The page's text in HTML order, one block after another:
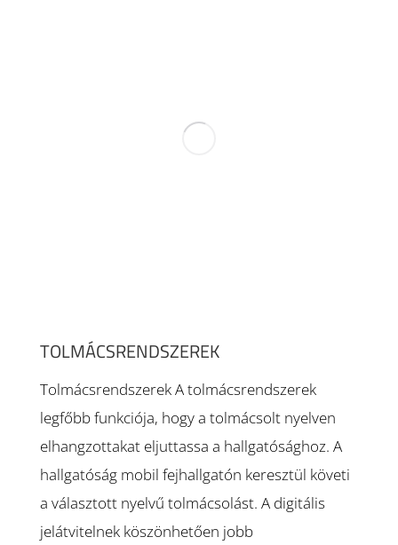
TOLMÁCSRENDSZEREK
Tolmácsrendszerek A tolmácsrendszerek
legfőbb funkciója, hogy a tolmácsolt nyelven
elhangzottakat eljuttassa a hallgatósághoz. A
hallgatóság mobil fejhallgatón keresztül követi
a választott nyelvű tolmácsolást. A digitális
jelátvitelnek köszönhetően jobb